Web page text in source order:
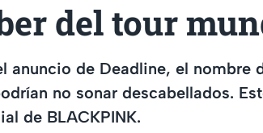
del tour
anuncio de Deadline, el nombre
no sonar descabellados.
de BLACKPINK.